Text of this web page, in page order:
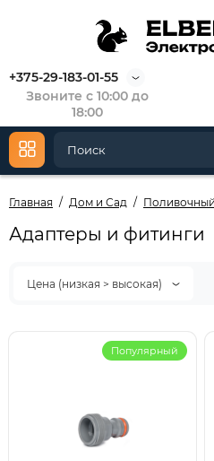
+375-29-183-01-55
Звоните с 10:00 до
18:00
Главная Дом и Сад
Адаптеры и фитинги
Цена (низкая > высокая)
Популярный